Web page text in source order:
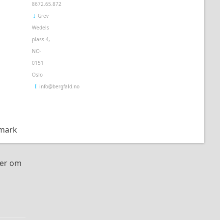
om
8672.65.872
Ι Grev
Wedels
plass 4,
NO-
0151
Oslo
Ι info@bergfald.no